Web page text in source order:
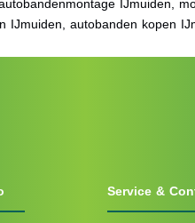
IJmuiden,
IJmuiden, autobanden kopen
Service &